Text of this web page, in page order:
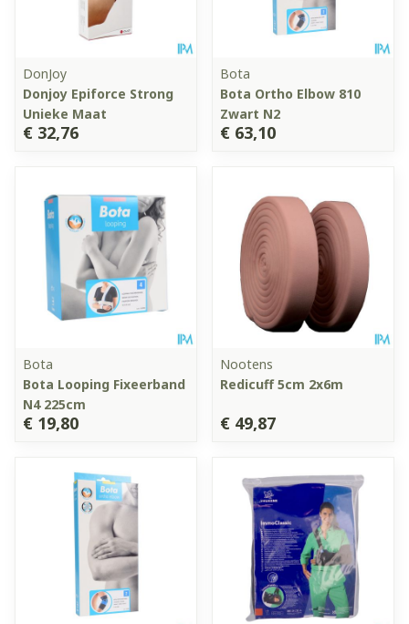
DonJoy
Donjoy Epiforce Strong
Unieke Maat
€ 32,76
Bota
Bota Ortho Elbow 810
Zwart N2
€ 63,10
Bota
Bota Looping Fixeerband
N4 225cm
€ 19,80
Nootens
Redicuff 5cm 2x6m
€ 49,87